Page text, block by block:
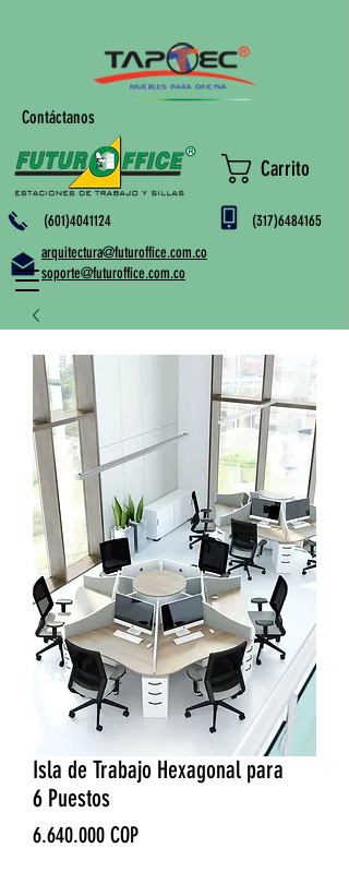
Contáctanos
Carrito
(601)4041124
(317)6484165
arquitectura@futuroffice.com.co
soporte@futuroffice.com.co
Isla de Trabajo Hexagonal para
6 Puestos
6.640.000 COPPrecio